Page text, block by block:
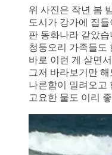
위 사진은 작년 봄
도시가 강가에 집
판 동화나라 같았습
청둥오리 가족들도
바로 이런 게 살면
그저 바라보기만 해
나른함이 밀려오고
고요한 물도 이리